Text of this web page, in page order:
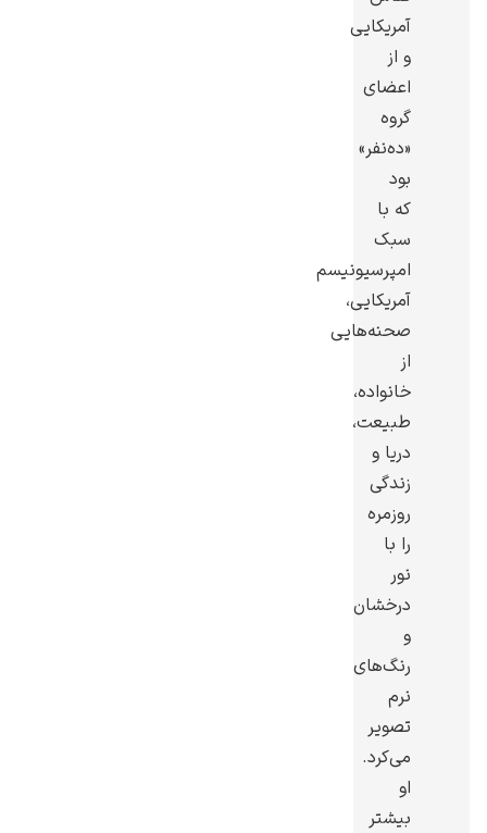
ادوارد مونک
آمریکایی
و از
اعضای
گروه
«ده‌نفر»
بود
که با
سبک
امپرسیونیسم
آمریکایی،
صحنه‌هایی
از
خانواده،
طبیعت،
دریا و
زندگی
روزمره
را با
نور
درخشان
و
رنگ‌های
نرم
تصویر
می‌کرد.
او
بیشتر